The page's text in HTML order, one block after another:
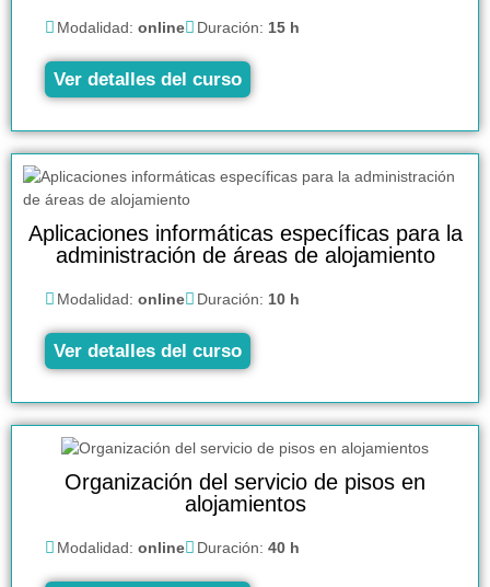
Modalidad: online Duración: 15 h
Ver detalles del curso
Aplicaciones informáticas específicas para la
administración de áreas de alojamiento
Modalidad: online Duración: 10 h
Ver detalles del curso
Organización del servicio de pisos en
alojamientos
Modalidad: online Duración: 40 h